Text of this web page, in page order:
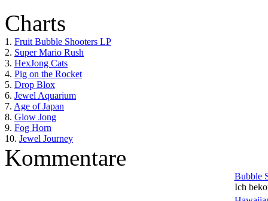
Charts
1. Fruit Bubble Shooters LP
2. Super Mario Rush
3. HexJong Cats
4. Pig on the Rocket
5. Drop Blox
6. Jewel Aquarium
7. Age of Japan
8. Glow Jong
9. Fog Horn
10. Jewel Journey
Kommentare
Bubble
Ich